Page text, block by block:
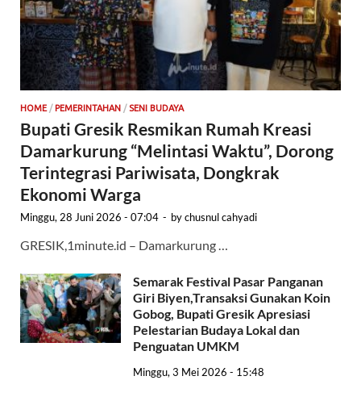
HOME / PEMERINTAHAN / SENI BUDAYA
Bupati Gresik Resmikan Rumah Kreasi
Damarkurung “Melintasi Waktu”, Dorong
Terintegrasi Pariwisata, Dongkrak
Ekonomi Warga
Minggu, 28 Juni 2026 - 07:04 - bychusnul cahyadi
GRESIK,1minute.id – Damarkurung …
Semarak Festival Pasar Panganan
Giri Biyen,Transaksi Gunakan Koin
Gobog, Bupati Gresik Apresiasi
Pelestarian Budaya Lokal dan
Penguatan UMKM
Minggu, 3 Mei 2026 - 15:48